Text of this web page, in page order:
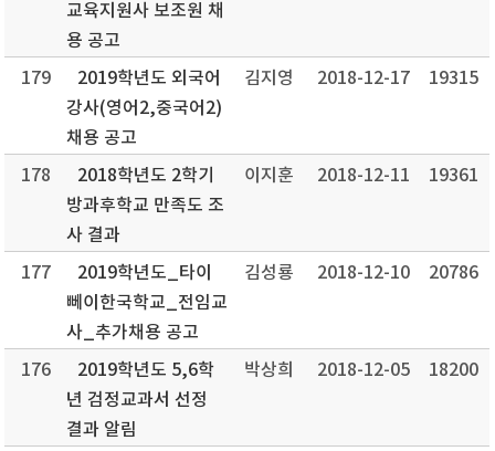
교육지원사 보조원 채
용 공고
179
2019학년도 외국어
강사(영어2,중국어2)
채용 공고
김지영 2018-12-17 19315
178
2018학년도 2학기
방과후학교 만족도 조
사 결과
이지훈 2018-12-11 19361
177
2019학년도_타이
뻬이한국학교_전임교
사_추가채용 공고
김성룡 2018-12-10 20786
176
2019학년도 5,6학
년 검정교과서 선정
결과 알림
박상희 2018-12-05 18200